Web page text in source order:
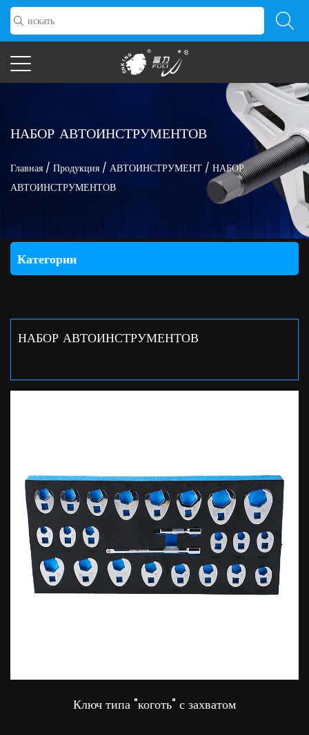
НАБОР АВТОИНСТРУМЕНТОВ
Главная / Продукция / АВТОИНСТРУМЕНТ / НАБОР
АВТОИНСТРУМЕНТОВ
Категории
НАБОР АВТОИНСТРУМЕНТОВ
Ключ типа "коготь" с захватом